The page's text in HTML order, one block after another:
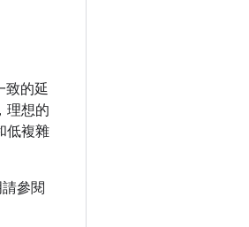
致的延
理想的
低複雜
參閱